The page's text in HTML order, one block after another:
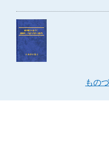
もの